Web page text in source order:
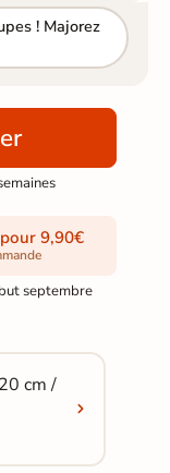
! Majorez
9,90€
septembre
cm /